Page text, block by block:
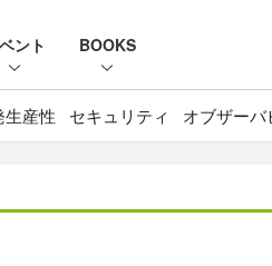
ント BOOKS
生産性 セキュリティ オブザーバ